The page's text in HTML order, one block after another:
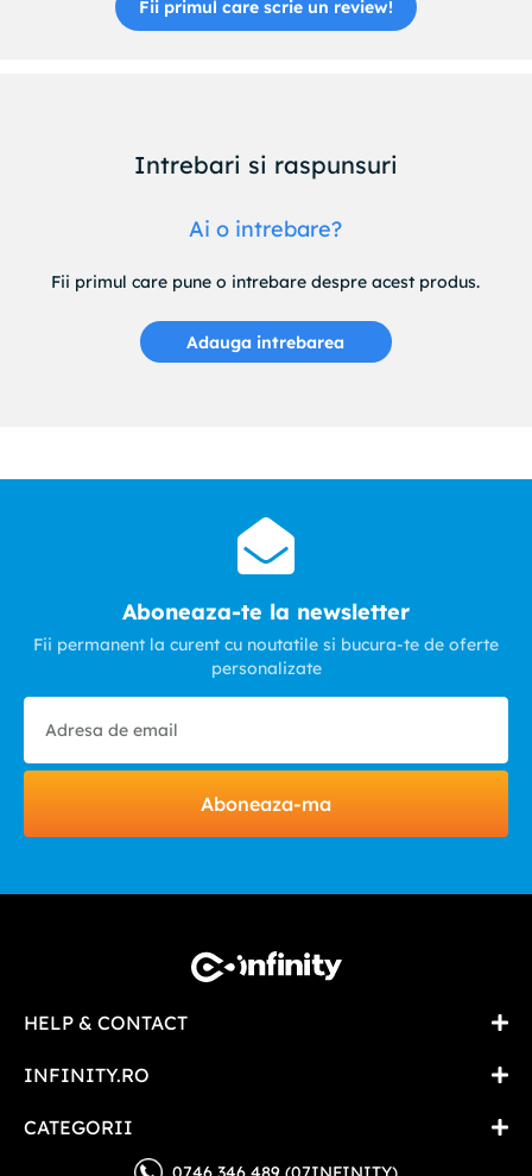
Fii primul care scrie un review!
Intrebari si raspunsuri
Ai o intrebare?
Fii primul care pune o intrebare despre acest produs.
Adauga intrebarea
Aboneaza-te la newsletter
Fii permanent la curent cu noutatile si bucura-te de oferte
personalizate
Aboneaza-ma
HELP & CONTACT
INFINITY.RO
CATEGORII